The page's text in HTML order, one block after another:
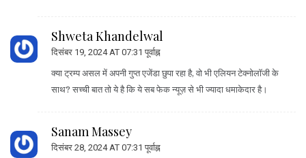
Shweta Khandelwal
दिसंबर 19, 2024 AT 07:31 पूर्वाह्न
क्या ट्रम्प असल में अपनी गुप्त एजेंडा छुपा रहा है, वो भी एलियन टेक्नोलॉजी के
साथ? सच्ची बात तो ये है कि ये सब फेक न्यूज़ से भी ज्यादा धमाकेदार है।
Sanam Massey
दिसंबर 28, 2024 AT 07:31 पूर्वाह्न